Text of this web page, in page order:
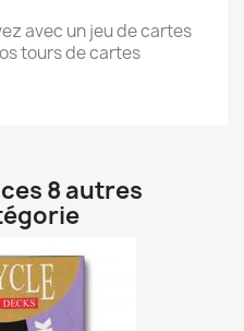
avec un jeu de cartes
tours de cartes
8 autres